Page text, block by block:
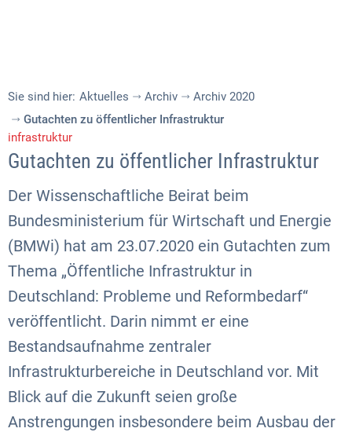
Sie sind hier: Aktuelles Archiv
Archiv 2020
Gutachten zu öffentlicher Infrastruktur
infrastruktur
Gutachten zu öffentlicher Infrastruktur
Der Wissenschaftliche Beirat beim
Bundesministerium für Wirtschaft und Energie
(BMWi) hat am 23.07.2020 ein Gutachten zum
Thema „Öffentliche Infrastruktur in
Deutschland: Probleme und Reformbedarf“
veröffentlicht. Darin nimmt er eine
Bestandsaufnahme zentraler
Infrastrukturbereiche in Deutschland vor. Mit
Blick auf die Zukunft seien große
Anstrengungen insbesondere beim Ausbau der